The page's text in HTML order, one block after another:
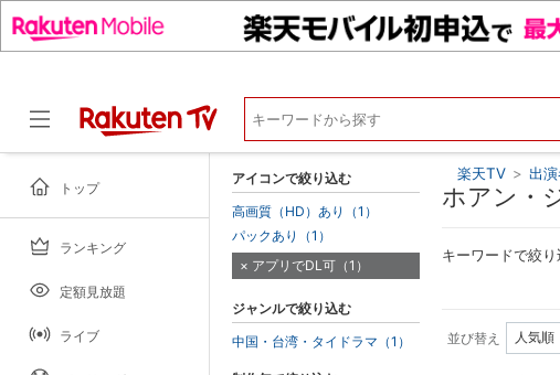
トップ
ランキング
定額見放題
ライブ
楽天TV > 出
ホアン・
キーワードで絞り
並び替え
アイコンで絞り込む
高画質（HD）あり（1）
パックあり（1）
アプリでDL可（1）
ジャンルで絞り込む
中国・台湾・タイドラマ（1）